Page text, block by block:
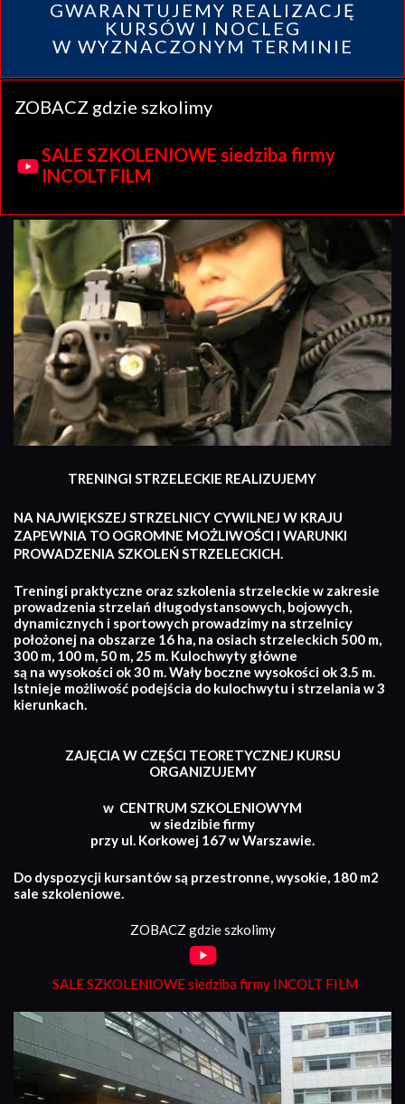
GWARANTUJEMY REALIZACJĘ
KURSÓW I NOCLEG
W WYZNACZONYM TERMINIE
ZOBACZ gdzie szkolimy
SALE SZKOLENIOWE siedziba firmy
INCOLT FILM
TRENINGI STRZELECKIE REALIZUJEMY
NA NAJWIĘKSZEJ STRZELNICY CYWILNEJ W KRAJU
ZAPEWNIA TO OGROMNE MOŻLIWOŚCI I WARUNKI
PROWADZENIA SZKOLEŃ STRZELECKICH.
Treningi praktyczne oraz szkolenia strzeleckie w zakresie
prowadzenia strzelań długodystansowych, bojowych,
dynamicznych i sportowych prowadzimy na strzelnicy
położonej na obszarze 16 ha, na osiach strzeleckich 500 m,
300 m, 100 m, 50 m, 25 m. Kulochwyty główne
są na wysokości ok 30 m. Wały boczne wysokości ok 3.5 m.
Istnieje możliwość podejścia do kulochwytu i strzelania w 3
kierunkach.
ZAJĘCIA W CZĘŚCI TEORETYCZNEJ KURSU
ORGANIZUJEMY
w CENTRUM SZKOLENIOWYM
w siedzibie firmy
przy ul. Korkowej 167 w Warszawie.
Do dyspozycji kursantów są przestronne, wysokie, 180 m2
sale szkoleniowe.
ZOBACZ gdzie szkolimy
SALE SZKOLENIOWE siedziba firmy INCOLT FILM